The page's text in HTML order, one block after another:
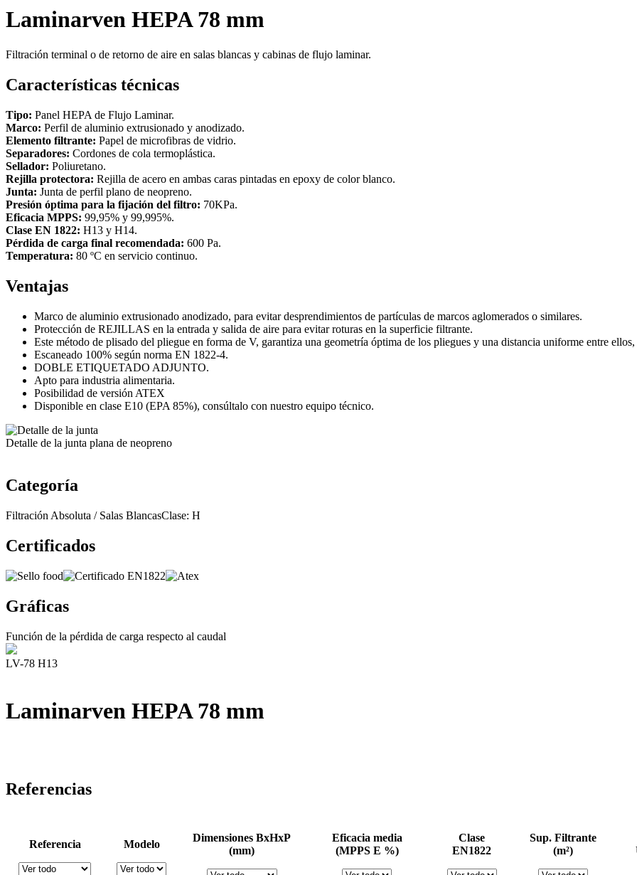
Laminarven HEPA 78 mm
Filtración terminal o de retorno de aire en salas blancas y cabinas de flujo laminar.
Características técnicas
Tipo: Panel HEPA de Flujo Laminar.
Marco: Perfil de aluminio extrusionado y anodizado.
Elemento filtrante: Papel de microfibras de vidrio.
Separadores: Cordones de cola termoplástica.
Sellador: Poliuretano.
Rejilla protectora: Rejilla de acero en ambas caras pintadas en epoxy de color blanco.
Junta: Junta de perfil plano de neopreno.
Presión óptima para la fijación del filtro: 70KPa.
Eficacia MPPS: 99,95% y 99,995%.
Clase EN 1822: H13 y H14.
Pérdida de carga final recomendada: 600 Pa.
Temperatura: 80 ºC en servicio continuo.
Ventajas
Marco de aluminio extrusionado anodizado, para evitar desprendimientos de partículas de marcos aglomerados o similares.
Protección de REJILLAS en la entrada y salida de aire para evitar roturas en la superficie filtrante.
Este método de plisado del pliegue en forma de V, garantiza una geometría óptima de los pliegues y una distancia uniforme entre
Escaneado 100% según norma EN 1822-4.
DOBLE ETIQUETADO ADJUNTO.
Apto para industria alimentaria.
Posibilidad de versión ATEX
Disponible en clase E10 (EPA 85%), consúltalo con nuestro equipo técnico.
Detalle de la junta plana de neopreno
Categoría
Filtración Absoluta / Salas BlancasClase: H
Certificados
Gráficas
Función de la pérdida de carga respecto al caudal
LV-78 H13
Laminarven HEPA 78 mm
Referencias
Referencia Modelo
Dimensiones BxHxP
(mm)
Eficacia media
(MPPS E %)
Clase
EN1822
Sup. Filtrante
(m²)